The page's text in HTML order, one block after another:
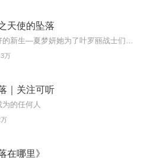
天使的坠落
万
｜关注可听
的任何人
在哪里》